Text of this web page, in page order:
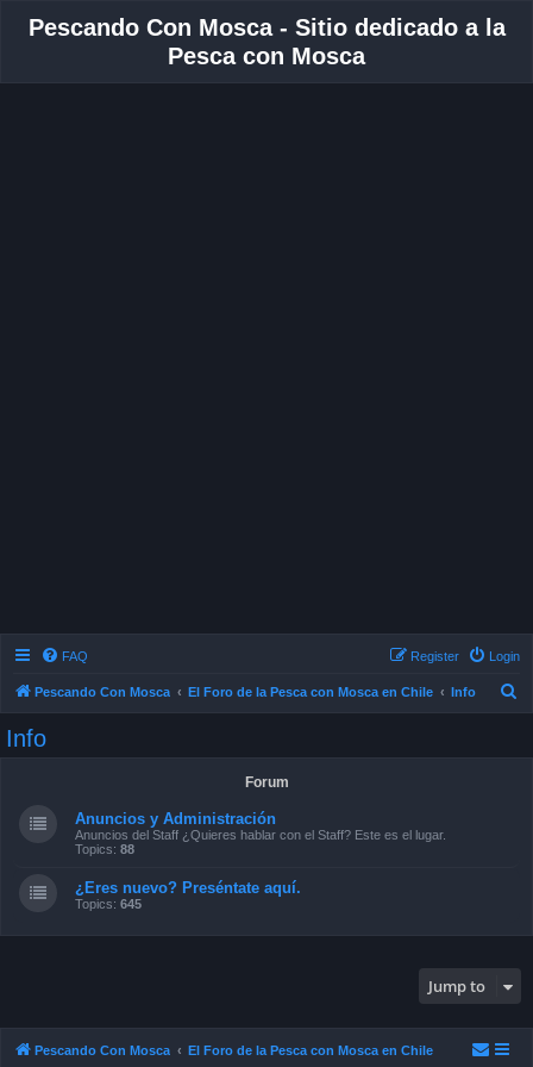
Pescando Con Mosca - Sitio dedicado a la
Pesca con Mosca
FAQ Login
Register
Pescando Con Mosca El Foro de la Pesca con Mosca en Chile Info
Info
Forum
Anuncios y Administración
Anuncios del Staff ¿Quieres hablar con el Staff? Este es el lugar.
Topics: 88
¿Eres nuevo? Preséntate aquí.
Topics: 645
Jump to
Pescando Con Mosca El Foro de la Pesca con Mosca en Chile